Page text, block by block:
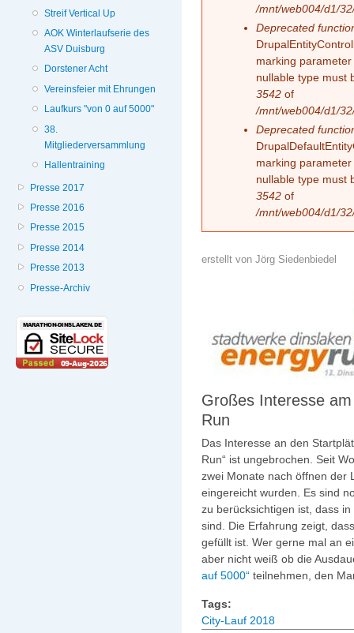
Streif Vertical Up
AOK Winterlaufserie des
ASV Duisburg
Dorstener Acht
Vereinsfeier mit Ehrungen
Laufkurs "von 0 auf 5000"
38.
Mitgliederversammlung
Hallentraining
Presse 2017
Presse 2016
Presse 2015
Presse 2014
Presse 2013
Presse-Archiv
/mnt/web004/d1/
Deprecated
marking
nullable type must
3542 of
/mnt/web004/d1/
Deprecated
marking
nullable type must
3542 of
/mnt/web004/d1/
erstellt von Jörg Siedenbiedel
Großes Interesse
Run
Das Interesse an den
Run“ ist ungebrochen. Seit
zwei Monate nach öffnen der
eingereicht wurden. Es sind
zu berücksichtigen ist, dass
sind. Die Erfahrung zeigt,
gefüllt ist. Wer gerne mal an
aber nicht weiß ob die
auf 5000“ teilnehmen, den
Tags:
City-Lauf 2018